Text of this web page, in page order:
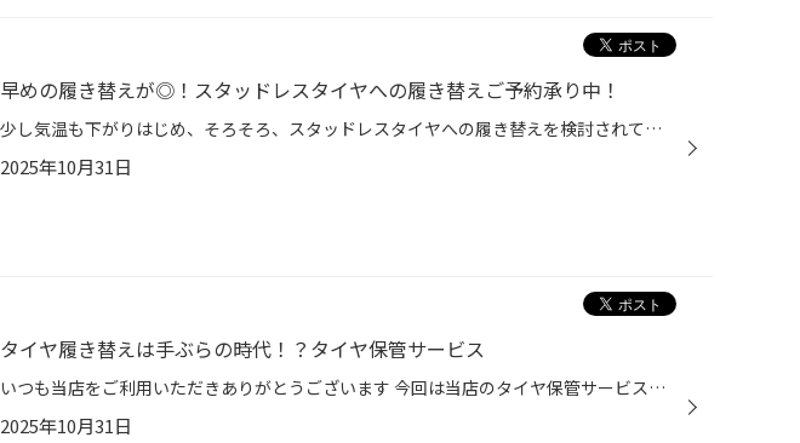
早めの履き替えが◎！スタッドレスタイヤへの履き替えご予約承り中！
少し気温も下がりはじめ、そろそろ、スタッドレスタイヤへの履き替えを検討されている方も いらっしゃると思います。 今回は「タイヤ履き替え」についてご紹介します。 「タイヤの履き替えは早いほうがいい？」 雪が降る、まさにその直前に履き替えたい！というお客様の声もございますが、 履き替え...
2025年10月31日
タイヤ履き替えは手ぶらの時代！？タイヤ保管サービス
いつも当店をご利用いただきありがとうございます 今回は当店のタイヤ保管サービス「タイヤクローク」のご紹介です シーズンオフのタイヤ、どうしてますか？ ガレージや物置きなど収納場所がある場合は良いのですが、軒先で雨ざらしになっていませんか？ ・・・タイヤ屋としては結構悲しい光景です ...
2025年10月31日